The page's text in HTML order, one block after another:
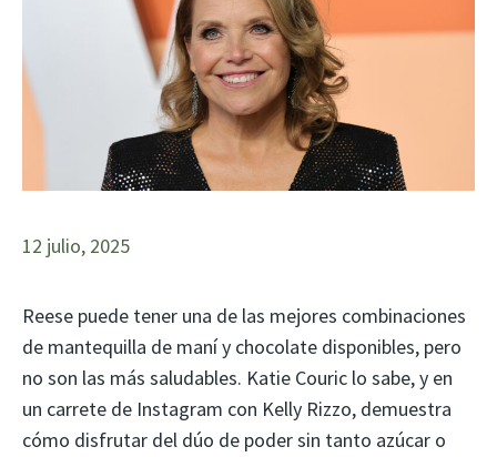
12 julio, 2025
Reese puede tener una de las mejores combinaciones
de mantequilla de maní y chocolate disponibles, pero
no son las más saludables. Katie Couric lo sabe, y en
un carrete de Instagram con Kelly Rizzo, demuestra
cómo disfrutar del dúo de poder sin tanto azúcar o